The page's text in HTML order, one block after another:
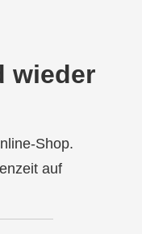
wieder
Shop.
auf